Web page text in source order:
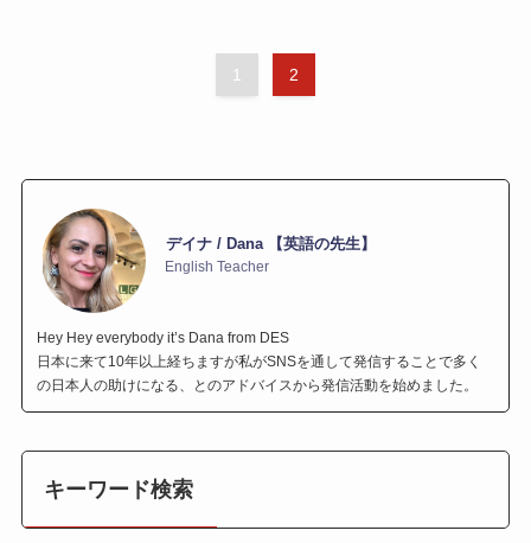
1 2
デイナ / Dana 【英語の先生】
English Teacher
Hey Hey everybody it’s Dana from DES
日本に来て10年以上経ちますが私がSNSを通して発信することで多く
の日本人の助けになる、とのアドバイスから発信活動を始めました。
キーワード検索